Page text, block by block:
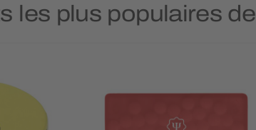
les plus populaires